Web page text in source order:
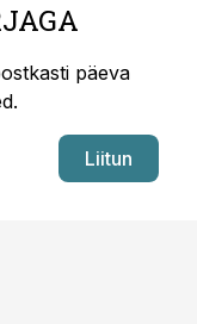
päeva
Liitun